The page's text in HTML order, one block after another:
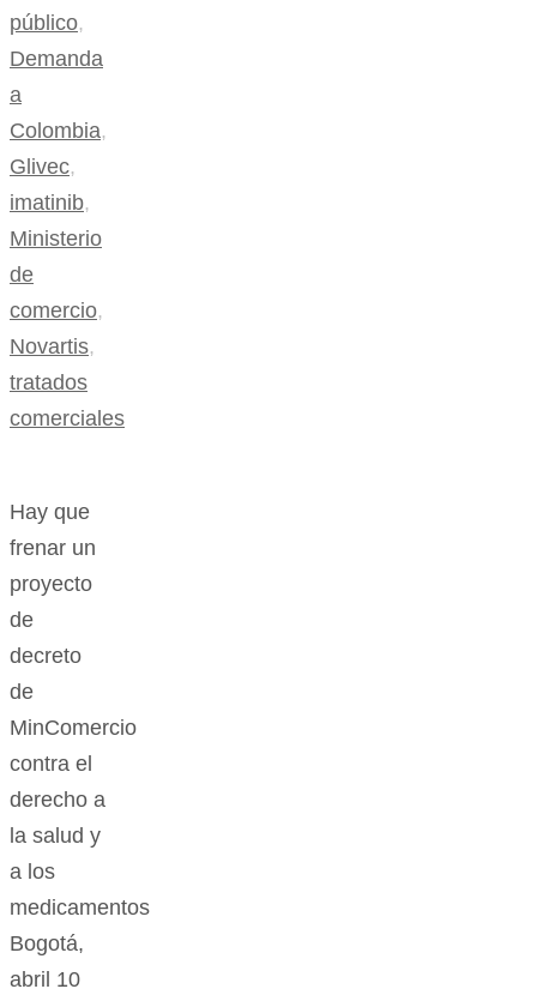
público,
Demanda
a
Colombia,
Glivec,
imatinib,
Ministerio
de
comercio,
Novartis,
tratados
comerciales
Hay que
frenar un
proyecto
de
decreto
de
MinComercio
contra el
derecho a
la salud y
a los
medicamentos
Bogotá,
abril 10